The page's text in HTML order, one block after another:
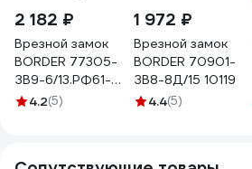
2 182 ₽
Врезной замок
BORDER 77305-
ЗВ9-6/13.РФ61-
019Ш3 8718
4.2(5)
1 972 ₽
Врезной замок
BORDER 70901-
ЗВ8-8Д/15 10119
4.4(5)